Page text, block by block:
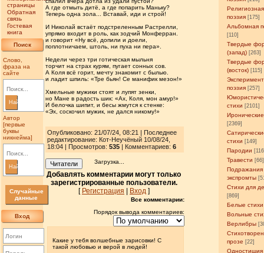
страницы
Обратная
связь
Гостевая
книга
Поиск
Слово,
фраза на
сайте
Найти
Автор
[первые
буквы
никнейма]
Найти
Случайные
данные
Вход
Религиозная
поэзия [175]
Альбомная
[110]
Твердые
(запад) [263]
Твердые
(восток) [115]
поэзия [257]
стихи [2101]
[2369]
стихи [149]
Пародии
Травести [66]
Подражания
экспромты
Стихи для
[869]
Белые стихи
Вольные
Верлибры
прозе [22]
Одностишия
А где отмыть дитё, а где попарить Маньку?
Теперь одна зола... Вставай, иди и строй!
И Николай встаёт подстреленным Растрелли,
упрямо входит в роль, как зодчий Монферран.
и говорит «Ну всё, допили и доели,
поплотничаем, штоль, ни пуха ни пера».
Недели через три готическая мыльня
торчит на страх курям, пугает сонных сов.
А Коля всё горит, мечту знакомит с былью.
и ладит шпиль: «Тре бьян! Се манифик мезон!»
Хмельные мужики стоят и лупят зенки,
но Мане в радость шик: «Ах, Коля, мон амур!»
И белочка шипит, и бесы жмутся к стенке:
«Эх, соскочил мужик, не дался никому!»
Опубликовано: 21/07/24, 08:21 | Последнее
редактирование: Кот-Неучёный 10/08/24,
18:04 | Просмотров: 535| Комментариев: 6
Читатели Загрузка...
Добавлять комментарии могут только
зарегистрированные пользователи.
[ Регистрация Вход]
Все комментарии:
Порядок вывода комментариев:
Какие у тебя волшебные зарисовки! С
такой любовью и верой в людей!